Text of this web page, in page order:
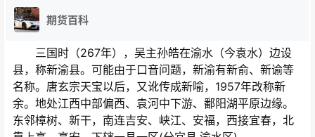
期货百科
三国时（267年），吴主孙皓在渝水（今袁水）边设
县，称新渝县。可能由于口音问题，新渝有新俞、新谕等
名称。唐玄宗天宝以后，又讹传成新喻，1957年改称新
余。地处江西中部偏西、袁河中下游、鄱阳湖平原边缘。
东邻樟树、新干，南连吉安、峡江、安福，西接宜春，北